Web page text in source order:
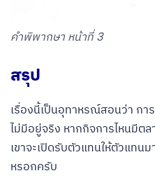
คำพิพากษา หน้าที่ 3
สรุป
เรื่องนี้เป็นอุทาหรณ์สอนว่า ก
ไม่มีอยู่จริง หากกิจการไหนมีต
เขาจะเปิดรับตัวแทนให้ตัวแทน
หรอกครับ